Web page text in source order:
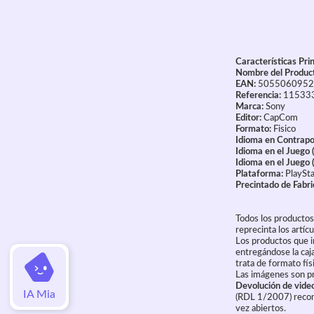
IA Mia
Características
Nombre del
EAN:
Referencia:
Marca: Sony
Editor: CapCom
Formato: Fisico
Idioma en
Idioma en el Juego
Idioma en el Juego
Plataforma:
Precintado de
Todos los
reprecinta los
Los productos que
entregándose la
trata de formato
Las imágenes son
Devolución de
(RDL 1/2007)
vez abiertos.